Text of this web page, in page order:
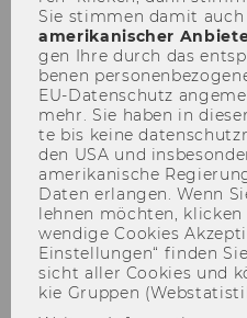
Dr.
246
als
Frau
247
Sie stim­men damit auch
amerikanischer
gen Ihre durch das
be­nen
EU-​Datenschutz
mehr. Sie haben in
te bis keine
den USA und
amerikanische
Daten er­lan­gen. Wenn
leh­nen möch­ten,
wen­di­ge Coo­kies
Ein­stel­lun­gen“ fin­den
sicht aller Coo­kies und
kie Grup­pen